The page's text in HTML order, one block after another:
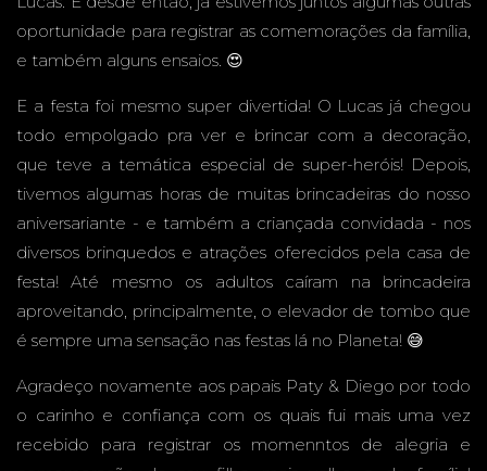
TA
EVENT
OS -
CAMPO
oportunidade para registrar as comemorações da família,
e também alguns ensaios. 😍
E a festa foi mesmo super divertida! O Lucas já chegou
todo empolgado pra ver e brincar com a decoração,
que teve a temática especial de super-heróis! Depois,
tivemos algumas horas de muitas brincadeiras do nosso
aniversariante - e também a criançada convidada - nos
diversos brinquedos e atrações oferecidos pela casa de
festa! Até mesmo os adultos caíram na brincadeira
aproveitando, principalmente, o elevador de tombo que
é sempre uma sensação nas festas lá no Planeta! 😅
Agradeço novamente aos papais Paty & Diego por todo
o carinho e confiança com os quais fui mais uma vez
recebido para registrar os momenntos de alegria e